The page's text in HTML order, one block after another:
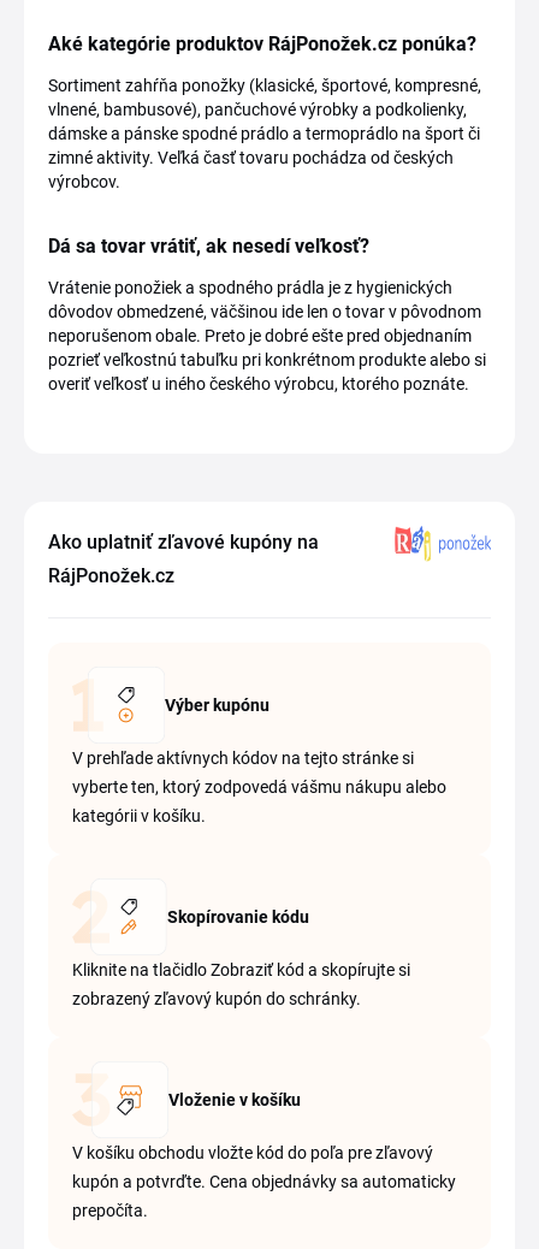
Aké kategórie produktov RájPonožek.cz ponúka?
Sortiment zahŕňa ponožky (klasické, športové, kompresné,
vlnené, bambusové), pančuchové výrobky a podkolienky,
dámske a pánske spodné prádlo a termoprádlo na šport či
zimné aktivity. Veľká časť tovaru pochádza od českých
výrobcov.
Dá sa tovar vrátiť, ak nesedí veľkosť?
Vrátenie ponožiek a spodného prádla je z hygienických
dôvodov obmedzené, väčšinou ide len o tovar v pôvodnom
neporušenom obale. Preto je dobré ešte pred objednaním
pozrieť veľkostnú tabuľku pri konkrétnom produkte alebo si
overiť veľkosť u iného českého výrobcu, ktorého poznáte.
Ako uplatniť zľavové kupóny na
RájPonožek.cz
Výber kupónu
V prehľade aktívnych kódov na tejto stránke si
vyberte ten, ktorý zodpovedá vášmu nákupu alebo
kategórii v košíku.
Skopírovanie kódu
Kliknite na tlačidlo Zobraziť kód a skopírujte si
zobrazený zľavový kupón do schránky.
Vloženie v košíku
V košíku obchodu vložte kód do poľa pre zľavový
kupón a potvrďte. Cena objednávky sa automaticky
prepočíta.